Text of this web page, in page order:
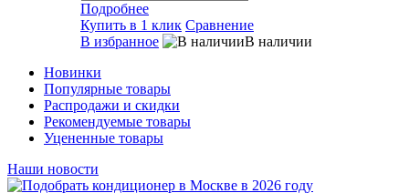
Подробнее
Купить в 1 клик Сравнение
В избранное
В наличии
Новинки
Популярные товары
Распродажи и скидки
Рекомендуемые товары
Уцененные товары
Наши новости